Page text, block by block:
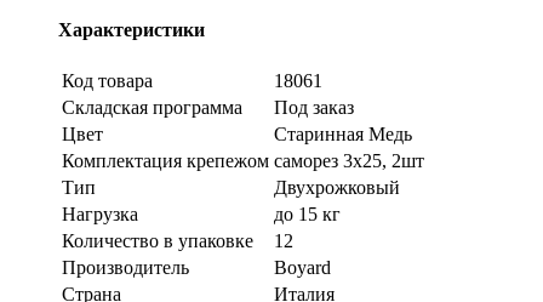
Характеристики
Код товара
18061
Складская программа
Под заказ
Цвет
Старинная Медь
Комплектация крепежом саморез 3х25, 2шт
Тип
Двухрожковый
Нагрузка
до 15 кг
Количество в упаковке
12
Производитель
Boyard
Страна
Италия